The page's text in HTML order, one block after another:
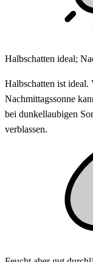
Halbschatten ideal;
Halbschatten ist ideal.
Nachmittagssonne
bei dunkellaubigen
verblassen.